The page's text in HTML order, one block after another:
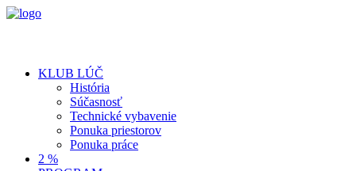
KLUB LÚČ
História
Súčasnosť
Technické vybavenie
Ponuka priestorov
Ponuka práce
2 %